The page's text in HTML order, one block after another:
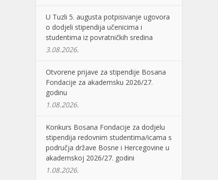
U Tuzli 5. augusta potpisivanje ugovora
o dodjeli stipendija učenicima i
studentima iz povratničkih sredina
3.08.2026.
Otvorene prijave za stipendije Bosana
Fondacije za akademsku 2026/27.
godinu
1.08.2026.
Konkurs Bosana Fondacije za dodjelu
stipendija redovnim studentima/icama s
područja države Bosne i Hercegovine u
akademskoj 2026/27. godini
1.08.2026.